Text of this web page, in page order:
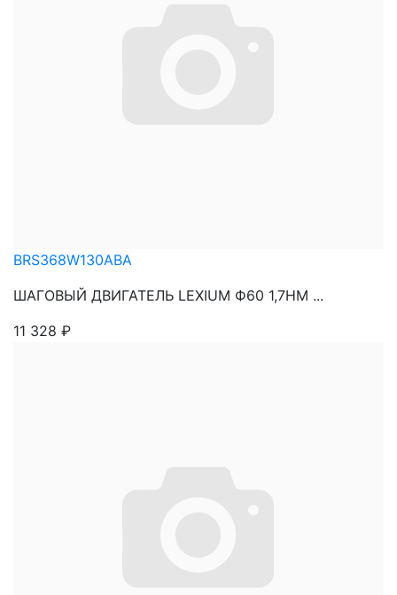
BRS368W130ABA
ШАГОВЫЙ ДВИГАТЕЛЬ LEXIUM Ф60 1,7НМ ...
11 328 ₽